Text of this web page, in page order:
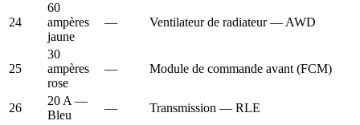
24
60
ampères
jaune
— Ventilateur de radiateur — AWD
25
30
ampères
rose
— Module de commande avant (FCM)
26
20 A —
Bleu
— Transmission — RLE